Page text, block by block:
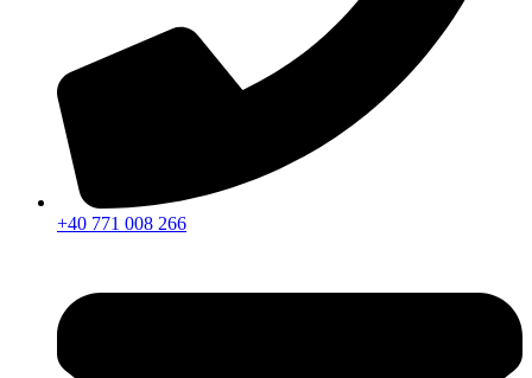
+40 771 008 266